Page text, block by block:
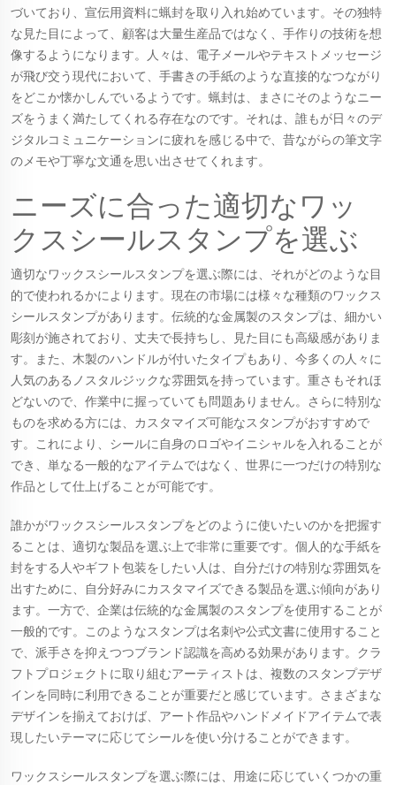
づいており、宣伝用資料に蝋封を取り入れ始めています。その独特
な見た目によって、顧客は大量生産品ではなく、手作りの技術を想
像するようになります。人々は、電子メールやテキストメッセージ
が飛び交う現代において、手書きの手紙のような直接的なつながり
をどこか懐かしんでいるようです。蝋封は、まさにそのようなニー
ズをうまく満たしてくれる存在なのです。それは、誰もが日々のデ
ジタルコミュニケーションに疲れを感じる中で、昔ながらの筆文字
のメモや丁寧な文通を思い出させてくれます。
ニーズに合った適切なワッ
クスシールスタンプを選ぶ
適切なワックスシールスタンプを選ぶ際には、それがどのような目
的で使われるかによります。現在の市場には様々な種類のワックス
シールスタンプがあります。伝統的な金属製のスタンプは、細かい
彫刻が施されており、丈夫で長持ちし、見た目にも高級感がありま
す。また、木製のハンドルが付いたタイプもあり、今多くの人々に
人気のあるノスタルジックな雰囲気を持っています。重さもそれほ
どないので、作業中に握っていても問題ありません。さらに特別な
ものを求める方には、カスタマイズ可能なスタンプがおすすめで
す。これにより、シールに自身のロゴやイニシャルを入れることが
でき、単なる一般的なアイテムではなく、世界に一つだけの特別な
作品として仕上げることが可能です。
誰かがワックスシールスタンプをどのように使いたいのかを把握す
ることは、適切な製品を選ぶ上で非常に重要です。個人的な手紙を
封をする人やギフト包装をしたい人は、自分だけの特別な雰囲気を
出すために、自分好みにカスタマイズできる製品を選ぶ傾向があり
ます。一方で、企業は伝統的な金属製のスタンプを使用することが
一般的です。このようなスタンプは名刺や公式文書に使用すること
で、派手さを抑えつつブランド認識を高める効果があります。クラ
フトプロジェクトに取り組むアーティストは、複数のスタンプデザ
インを同時に利用できることが重要だと感じています。さまざまな
デザインを揃えておけば、アート作品やハンドメイドアイテムで表
現したいテーマに応じてシールを使い分けることができます。
ワックスシールスタンプを選ぶ際には、用途に応じていくつかの重